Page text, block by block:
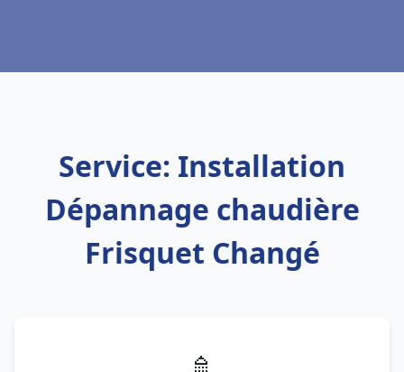
Service: Installation
Dépannage chaudière
Frisquet Changé